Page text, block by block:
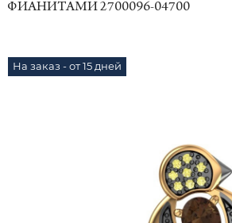
ФИАНИТАМИ 2700096-04700
На заказ - от 15 дней